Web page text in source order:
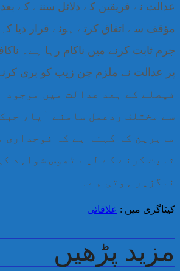
عدالت نے فریقین کے دلائل سننے کے
مؤقف سے اتفاق کرتے ہوئے قرار دیا کہ
جرم ثابت کرنے میں ناکام رہا ہے۔
پر عدالت نے ملزم چن زیب کو بری
فیصلے کے بعد عدالت میں موجود
سے مختلف ردعمل سامنے آیا،
ماہرین کا کہنا ہے کہ فوجداری
ثابت کرنے کے لیے ٹھوس شواہد
ناگزیر ہوتی ہے۔
کیٹاگری میں : علاقائی
مزید پڑھیں